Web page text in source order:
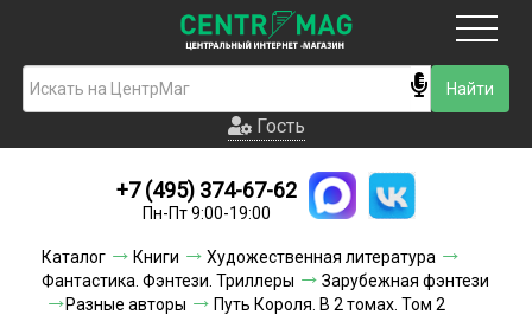
Гость
Новинки
Условия доставки
Условия оплаты
Гость
+7 (495) 374-67-62
Пн-Пт 9:00-19:00
Каталог Книги
Художественная литература
Фантастика. Фэнтези. Триллеры
Зарубежная фэнтези
Разные авторы
Путь Короля. В 2 томах. Том 2